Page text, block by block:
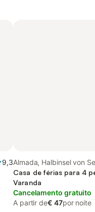
9,3Almada, Halbinsel von
Casa de férias para 4
Varanda
Cancelamento gratuito
A partir de€ 47por noite